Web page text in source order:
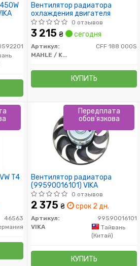
Вентилятор радиатора
охлаждения двигателя
0 отзывов
3 215 ₴ сегодня
Артикул:
CFF 188 000S
MAHLE / KNECHT
КУПИТЬ
T4
46563
Вентилятор радиатора
(99590016101) VIKA
0 отзывов
2 375 ₴ срок 2 дн.
Артикул:
99590016101
VIKA
Тайвань
(Китай)
КУПИТЬ
Передплата
обов'язкова